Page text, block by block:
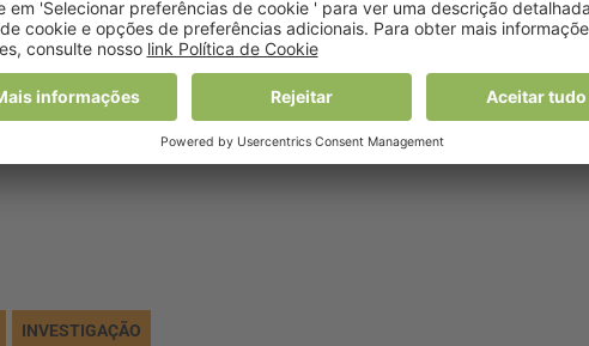
cada três casos de demência pode ser evitado se houver uma
de comportamento serem mais eficazes na prevenção da
INVESTIGAÇÃO